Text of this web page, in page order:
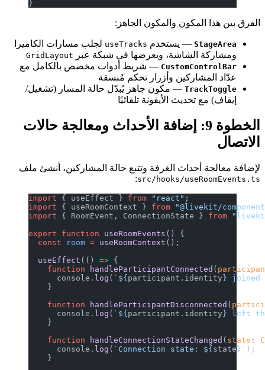
الفرق بين هذا المكون والمكون الجاهز:
StageArea— يستخدمuseTracksلجلب مسارات الكاميرا
ومشاركة الشاشة، ويعرضها في شبكة عبر GridLayout
CustomControlBar— شريط أدوات مخصص بالكامل مع
عدّاد المشاركين وأزرار تحكم مُنسقة
TrackToggle— مكون جاهز يُبدّل حالة المسار (تشغيل/
إيقاف) مع تحديث الأيقونة تلقائيًا
الخطوة 9: إضافة الأحداث ومعالجة حالات
الاتصال
لإضافة معالجة أحداث الغرفة وتتبع حالة المشاركين، أنشئ ملف
src/hooks/useRoomEvents.ts
:
import { useEffect } from "react"
import { useRoomContext } from
"@livekit/
import { RoomEvent, ConnectionState } from
export function useRoomEvents () {
  const
room = useRoomContext ();
  useEffect
(() => {
    function
handleParticipantConnected (
      console.
log ( `${participant .identity }
    }
    function
handleParticipantDisconnected (
      console.
log ( `${participant .identity } left
    }
    function
handleConnectionStateChanged (state
      console.
log ( `Connection state: ${state }` );
    }